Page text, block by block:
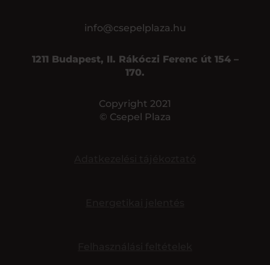
info@csepelplaza.hu
1211 Budapest, II. Rákóczi Ferenc út 154 –
170.
Copyright 2021
© Csepel Plaza